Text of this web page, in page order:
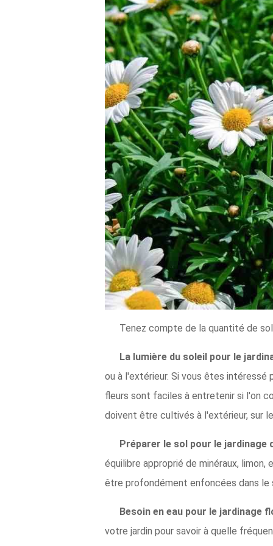
Tenez compte de la quantité de
La lumière du soleil pour le
ou à l'extérieur. Si vous êtes intéressé
fleurs sont faciles à entretenir si l'on
doivent être cultivés à l'extérieur, sur
Préparer le sol pour le jardinage
équilibre approprié de minéraux,
être profondément enfoncées dans
Besoin en eau pour le jardinage
votre jardin pour savoir à quelle